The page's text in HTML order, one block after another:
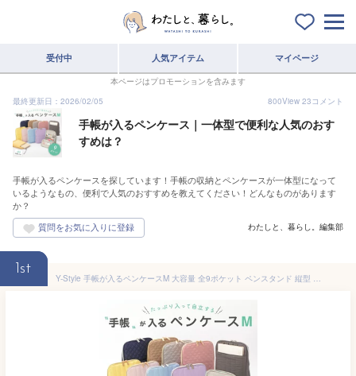
受付中 人気アイテム マイページ
本ページはプロモーションを含みます
最終更新日：2026/02/05
800View 23コメント
手帳が入るペンケース｜一体型で便利な人気のおす
すめは？
手帳が入るペンケースを探しています！手帳の収納とペンケースが一体型になって
いるようなもの、便利で人気のおすすめを教えてください！どんなものがあります
か？
わたしと、暮らし。編集部
1st
Y-Style 手帳が入るペンケースM 大容量 全9ポケット ペンスタンド 縦型 自立 立つ 文具 文房具 筆箱 ふでばこ 収納 整理 多機能 かわいい おしゃれ たくさん入る